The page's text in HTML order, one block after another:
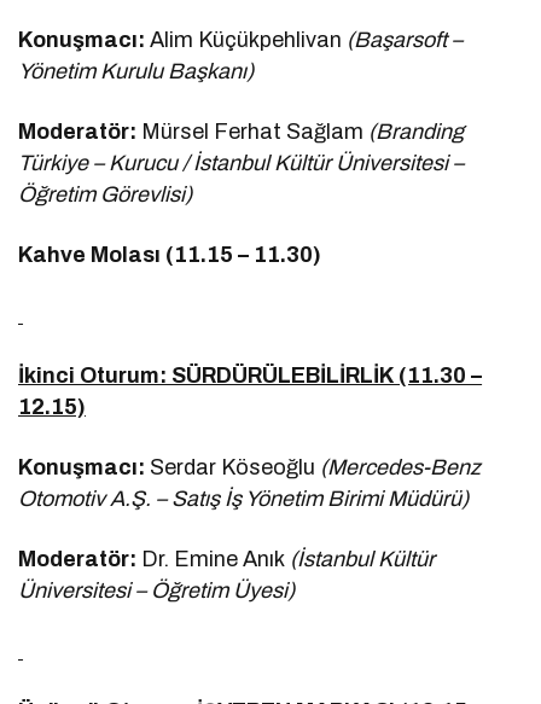
Konuşmacı:Alim Küçükpehlivan (Başarsoft –
Yönetim Kurulu Başkanı)
Moderatör: Mürsel Ferhat Sağlam (Branding
Türkiye – Kurucu / İstanbul Kültür Üniversitesi –
Öğretim Görevlisi)
Kahve Molası (11.15 – 11.30)
İkinci Oturum: SÜRDÜRÜLEBİLİRLİK (11.30 –
12.15)
Konuşmacı: Serdar Köseoğlu (Mercedes-Benz
Otomotiv A.Ş. – Satış İş Yönetim Birimi Müdürü)
Moderatör: Dr. Emine Anık (İstanbul Kültür
Üniversitesi – Öğretim Üyesi)